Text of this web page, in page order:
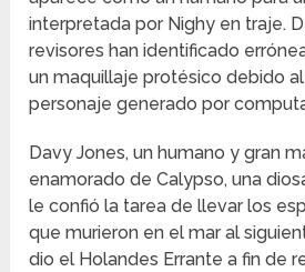
interpretada por Nighy en traje.
revisores han identificado
un maquillaje protésico debido
personaje generado por
Davy Jones, un humano y gran
enamorado de Calypso, una
le confió la tarea de llevar los
que murieron en el mar al
dio el Holandes Errante a fin de